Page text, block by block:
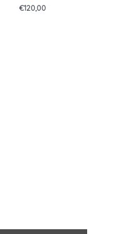
€120,00